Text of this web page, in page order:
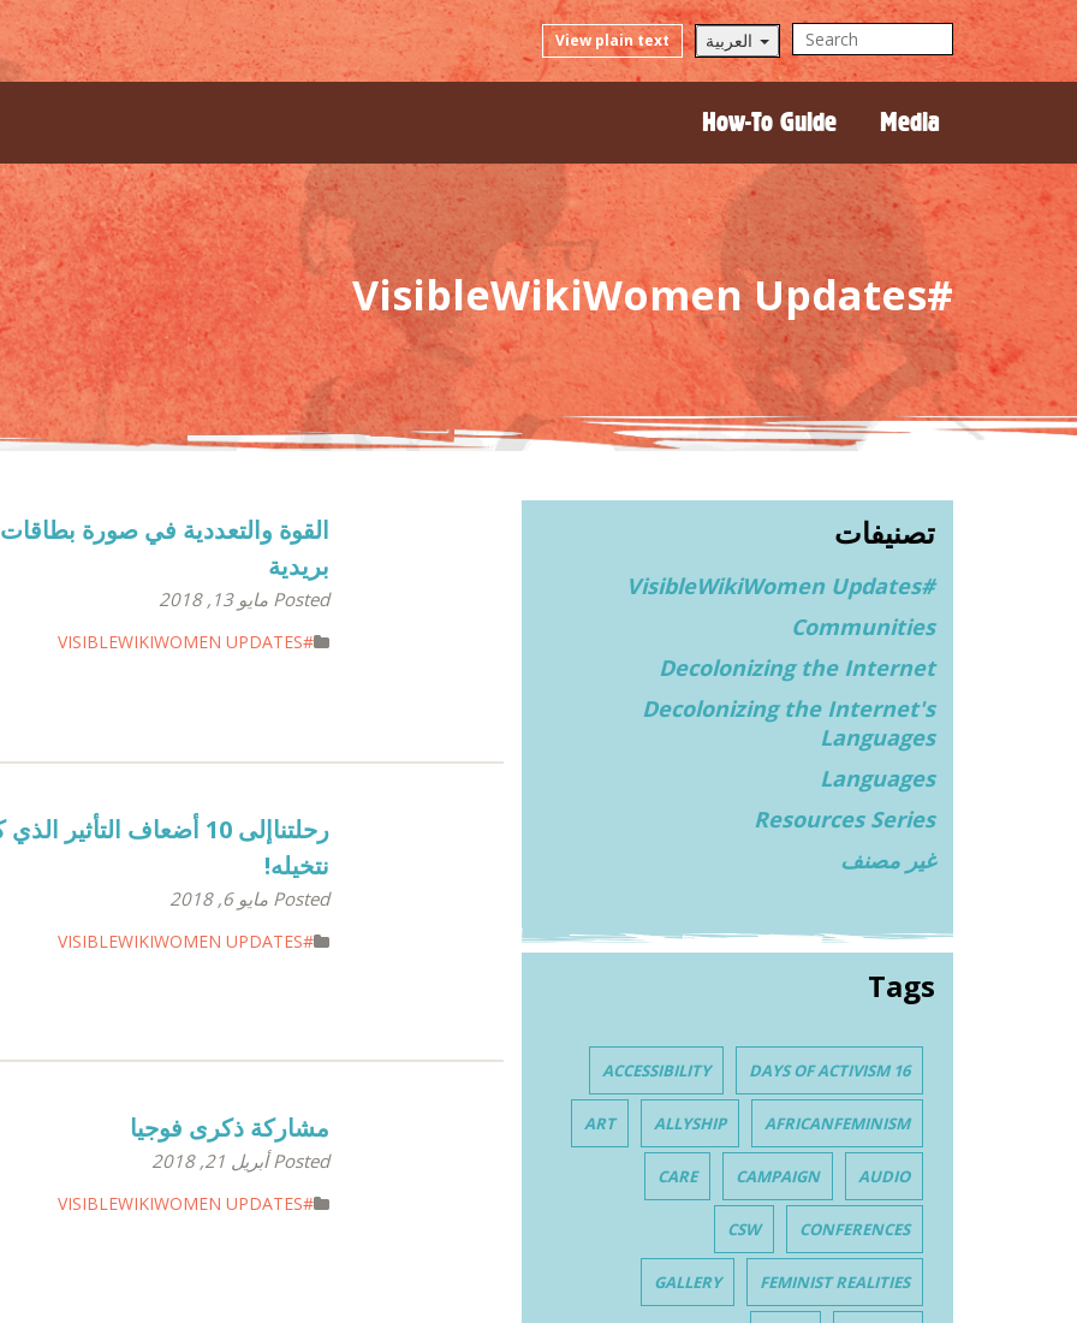
#VisibleWikiWomen Updates
View plain text
Media
How-To Guide
القوة والتعددية في صورة بطاقات
بريدية
Posted مايو 13, 2018
#VISIBLEWIKIWOMEN UPDATES
رحلتناإلى 10 أضعاف التأثير
نتخيله!
Posted مايو 6, 2018
#VISIBLEWIKIWOMEN UPDATES
مشاركة ذكرى فوجيا
Posted أبريل 21, 2018
#VISIBLEWIKIWOMEN UPDATES
تصنيفات
#VisibleWikiWomen Updates
Communities
Decolonizing the Internet
Decolonizing the Internet's
Languages
Languages
Resources Series
غير مصنف
Tags
16 DAYS OF ACTIVISM
ACCESSIBILITY
AFRICANFEMINISM
ALLYSHIP
ART
AUDIO
CAMPAIGN
CARE
CONFERENCES
CSW
FEMINIST REALITIES
GALLERY